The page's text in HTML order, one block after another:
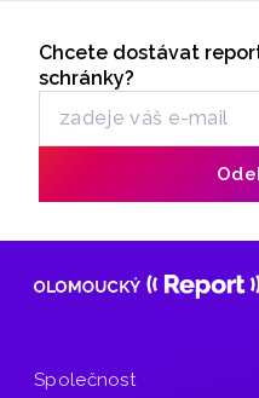
Odběr
Chcete dostávat
schránky?
Společnost